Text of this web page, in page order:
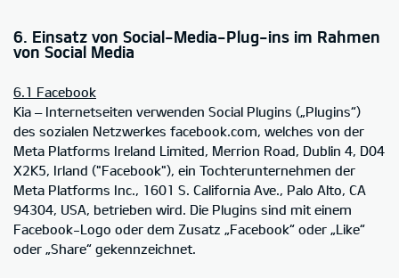
6. Einsatz von Social-Media-Plug-ins im Rahmen
von Social Media
6.1 Facebook
Kia – Internetseiten verwenden Social Plugins („Plugins“)
des sozialen Netzwerkes facebook.com, welches von der
Meta Platforms Ireland Limited, Merrion Road, Dublin 4, D04
X2K5, Irland ("Facebook"), ein Tochterunternehmen der
Meta Platforms Inc., 1601 S. California Ave., Palo Alto, CA
94304, USA, betrieben wird. Die Plugins sind mit einem
Facebook-Logo oder dem Zusatz „Facebook“ oder „Like“
oder „Share“ gekennzeichnet.